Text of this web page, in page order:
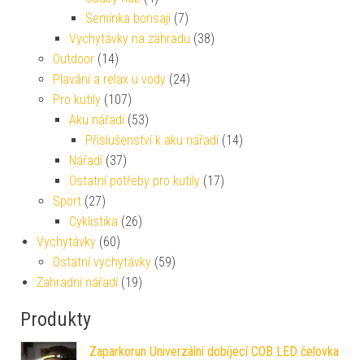
Semínka bonsají (7)
Vychytávky na zahradu (38)
Outdoor (14)
Plavání a relax u vody (24)
Pro kutily (107)
Aku nářadí (53)
Příslušenství k aku nářadí (14)
Nářadí (37)
Ostatní potřeby pro kutily (17)
Sport (27)
Cyklistika (26)
Vychytávky (60)
Ostatní vychytávky (59)
Zahradní nářadí (19)
Produkty
Zaparkorun Univerzální dobíjecí COB LED čelovka